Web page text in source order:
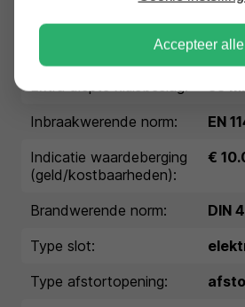
Binnenmaten (HxBxD in
Extra diepte kluisbeslag:
55
Inbraakwerende norm:
EN
Indicatie waardeberging
(geld/kostbaarheden):
€
Brandwerende norm:
DIN
Type slot:
Type afstortopening:
Accepteer alle